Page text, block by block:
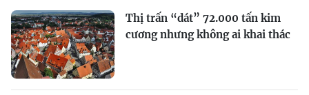
Thị trấn “dát” 72.000 tấn kim
cương nhưng không ai khai thác